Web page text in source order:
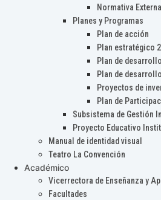
Normativa Externa
Planes y Programas
Plan de acción
Plan estratégico
Plan de
Plan de
Proyectos de
Plan de
Subsistema de Gestión
Proyecto Educativo
Manual de identidad visual
Teatro La Convención
Académico
Vicerrectora de Enseñanza y
Facultades